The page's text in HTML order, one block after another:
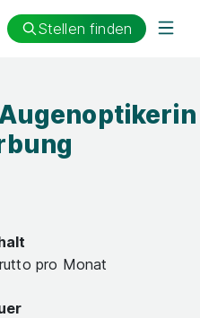
Stellen finden
pro Monat